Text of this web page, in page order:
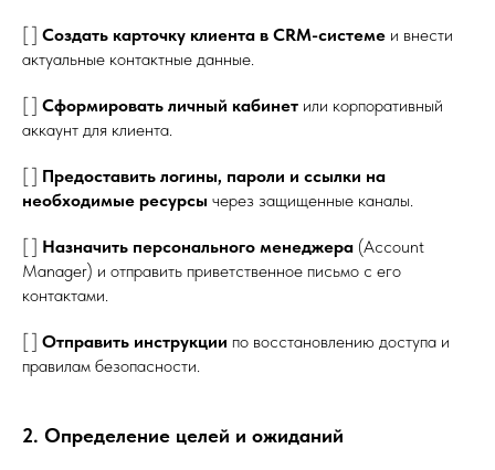
[ ] Создать карточку клиента в CRM-системе и внести
актуальные контактные данные.
[ ] Сформировать личный кабинет или корпоративный
аккаунт для клиента.
[ ] Предоставить логины, пароли и ссылки на
необходимые ресурсы через защищенные каналы.
[ ] Назначить персонального менеджера (Account
Manager) и отправить приветственное письмо с его
контактами.
[ ] Отправить инструкции по восстановлению доступа и
правилам безопасности.
2. Определение целей и ожиданий